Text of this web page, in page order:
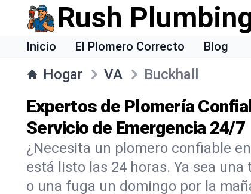
Rush
Inicio El Plomero Correcto Blog
Hogar VA Buckhall
Expertos de Plomería
Servicio de Emergencia 24/7
¿Necesita un plomero confiable
está listo las 24 horas. Ya sea
o una fuga un domingo por la